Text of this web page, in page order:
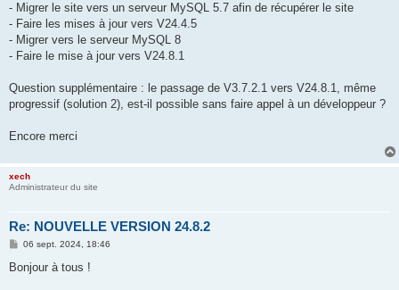
- Migrer le site vers un serveur MySQL 5.7 afin de récupérer le site
- Faire les mises à jour vers V24.4.5
- Migrer vers le serveur MySQL 8
- Faire le mise à jour vers V24.8.1
Question supplémentaire : le passage de V3.7.2.1 vers V24.8.1, même
progressif (solution 2), est-il possible sans faire appel à un développeur ?
Encore merci
xech
Administrateur du site
Re: NOUVELLE VERSION 24.8.2
M
s
06 sept. 2024, 18:46
Bonjour à tous !